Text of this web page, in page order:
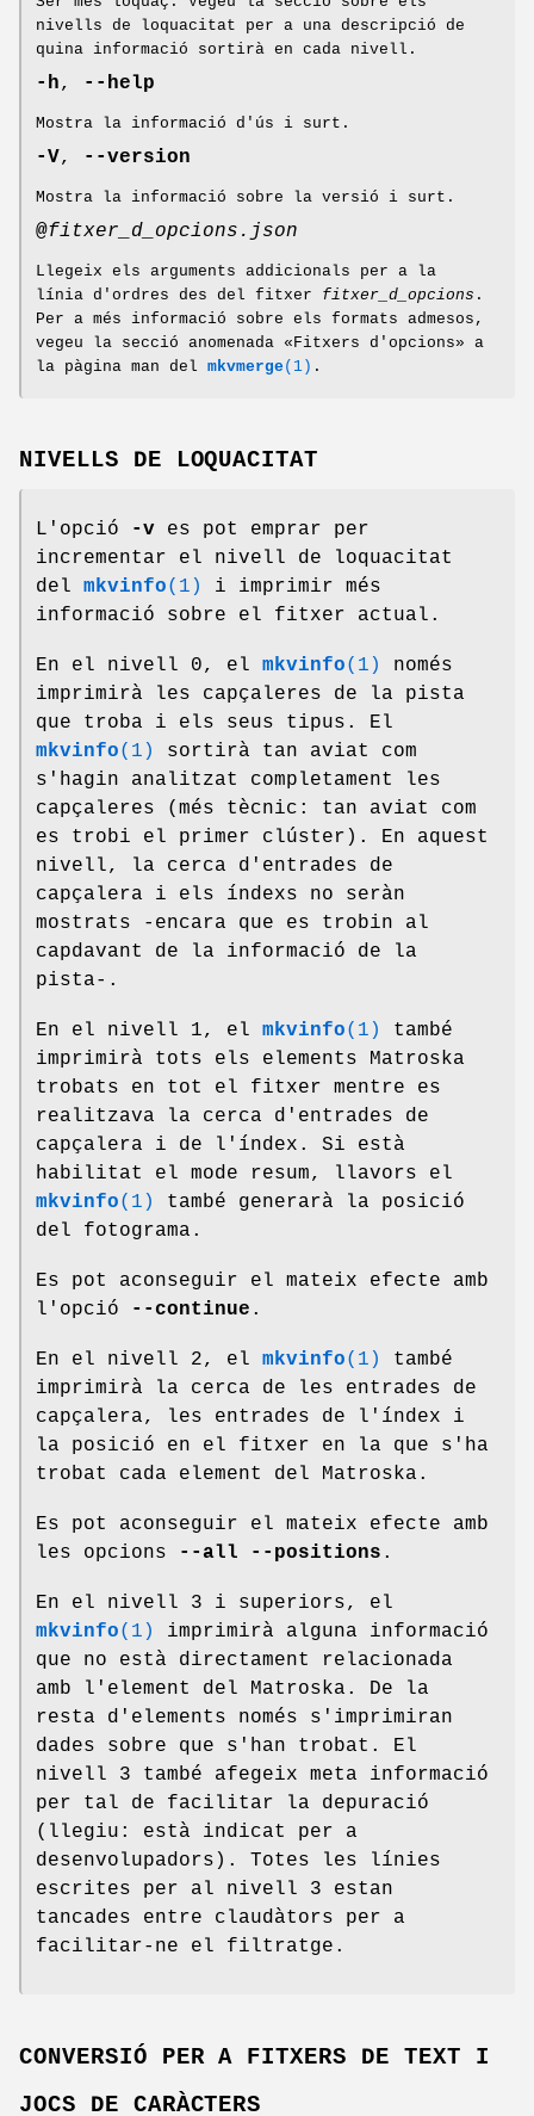
nivells de loquacitat per a una descripció de
quina informació sortirà en cada nivell.
-h, --help
Mostra la informació d'ús i surt.
-V, --version
Mostra la informació sobre la versió i surt.
@fitxer_d_opcions.json
Llegeix els arguments addicionals per a la
línia d'ordres des del fitxer fitxer_d_opcions .
Per a més informació sobre els formats admesos,
vegeu la secció anomenada «Fitxers d'opcions» a
la pàgina man del mkvmerge (1) .
NIVELLS DE LOQUACITAT
L'opció -v es pot emprar per
incrementar el nivell de loquacitat
del mkvinfo(1)
i imprimir més
informació sobre el fitxer actual.
En el nivell 0, el mkvinfo(1)
només
imprimirà les capçaleres de la pista
que troba i els seus tipus. El
mkvinfo(1)
sortirà tan aviat com
s'hagin analitzat completament les
capçaleres (més tècnic: tan aviat com
es trobi el primer clúster). En aquest
nivell, la cerca d'entrades de
capçalera i els índexs no seràn
mostrats -encara que es trobin al
capdavant de la informació de la
pista-.
En el nivell 1, el mkvinfo(1)
també
imprimirà tots els elements Matroska
trobats en tot el fitxer mentre es
realitzava la cerca d'entrades de
capçalera i de l'índex. Si està
habilitat el mode resum, llavors el
mkvinfo(1)
també generarà la posició
del fotograma.
Es pot aconseguir el mateix efecte amb
l'opció
--continue .
En el nivell 2, el mkvinfo(1)
també
imprimirà la cerca de les entrades de
capçalera, les entrades de l'índex i
la posició en el fitxer en la que s'ha
trobat cada element del Matroska.
Es pot aconseguir el mateix efecte amb
les opcions
--all --positions .
En el nivell 3 i superiors, el
mkvinfo(1)
imprimirà alguna informació
que no està directament relacionada
amb l'element del Matroska. De la
resta d'elements només s'imprimiran
dades sobre que s'han trobat. El
nivell 3 també afegeix meta informació
per tal de facilitar la depuració
(llegiu: està indicat per a
desenvolupadors). Totes les línies
escrites per al nivell 3 estan
tancades entre claudàtors per a
facilitar-ne el filtratge.
CONVERSIÓ PER A FITXERS DE TEXT I
JOCS DE CARÀCTERS